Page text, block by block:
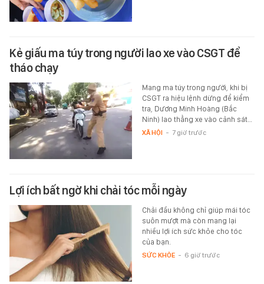
Kẻ giấu ma túy trong người lao xe vào CSGT để
tháo chạy
Mang ma túy trong người, khi bị
CSGT ra hiệu lệnh dừng để kiểm
tra, Dương Minh Hoàng (Bắc
Ninh) lao thẳng xe vào cảnh sát…
XÃ HỘI - 7 giờ trước
Lợi ích bất ngờ khi chải tóc mỗi ngày
Chải đầu không chỉ giúp mái tóc
suôn mượt mà còn mang lại
nhiều lợi ích sức khỏe cho tóc
của bạn.
SỨC KHỎE - 6 giờ trước